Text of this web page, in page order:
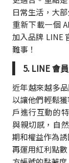
日常生活，大
重新下載一個
加入品牌 LINE
難事！
5. LINE 會
近年越來越多
以讓他們輕鬆
戶進行互動的
與親切感，自
期和權益作為
再運用紅利點